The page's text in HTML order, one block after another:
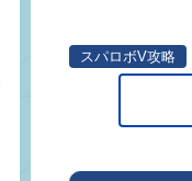
スパロボV攻略